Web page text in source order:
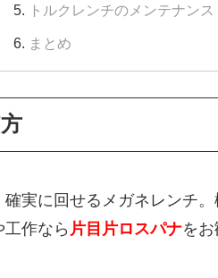
トルクレンチのメンテナンス
まとめ
実に回せるメガネレンチ
作なら 片目片ロスパナをお